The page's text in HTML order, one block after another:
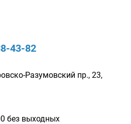
43-82
Разумовский пр., 23,
без выходных